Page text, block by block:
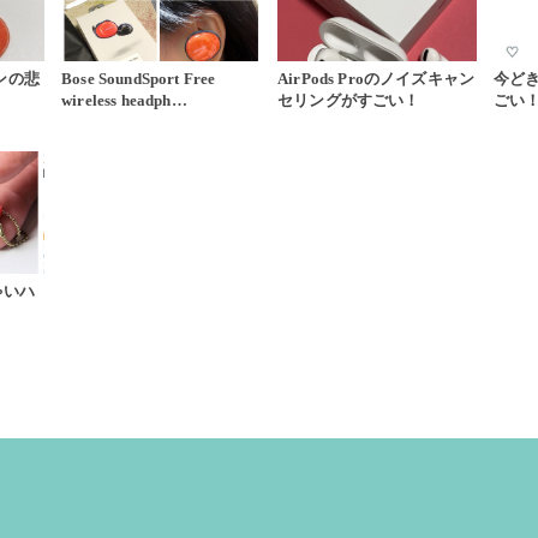
の悲
Bose SoundSport Free
wireless headph…
AirPods Proのノイズキャン
セリングがすごい！
今ど
ごい
いハ